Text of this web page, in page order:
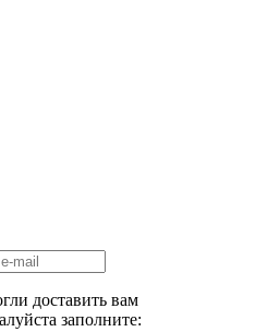
доставить вам
заполните: